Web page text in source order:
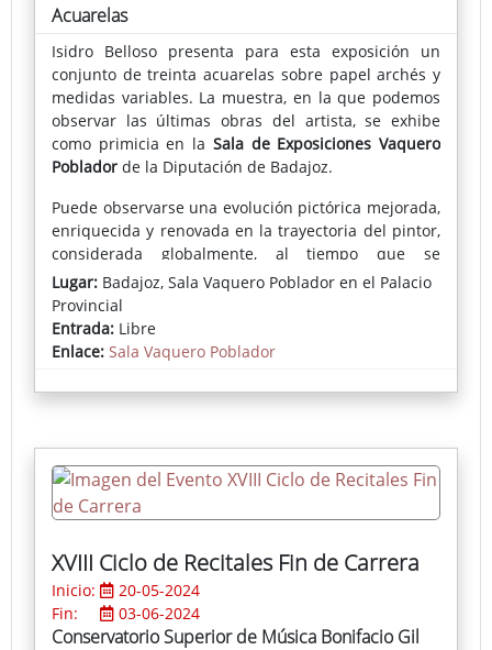
Acuarelas
Isidro Belloso presenta para esta exposición un
conjunto de treinta acuarelas sobre papel archés y
medidas variables. La muestra, en la que podemos
observar las últimas obras del artista, se exhibe
como primicia en la Sala de Exposiciones Vaquero
Poblador de la Diputación de Badajoz.
Puede observarse una evolución pictórica mejorada,
enriquecida y renovada en la trayectoria del pintor,
considerada globalmente, al tiempo que se
mantienen temas y asuntos presentes en toda su
trayectoria que se presentan ahora con mayor
detallismo, delicado cromatismo y acentuada
elegancia.
Así, podemos contemplar paisajes naturales y
muestran próximos (jardines, puentes, portadas,
fachadas...) y otras como panorámicas de ciudades
(Salzburgo, la ría de Bilbao, Salamanca, Oporto y
Badajoz), a veces distribuidas en graduados planos.
Novedosas son las representaciones de interiores,
como es el caso de la Capilla Mayor de la Catedral
de Badajoz.
Las flores, sueltas o formando ramos en recipientes,
Lugar: Badajoz, Sala Vaquero Poblador en el Palacio
Provincial
Entrada: Libre
Enlace: Sala Vaquero Poblador
XVIII Ciclo de Recitales Fin de Carrera
Inicio:
20-05-2024
Fin:
03-06-2024
Conservatorio Superior de Música Bonifacio Gil